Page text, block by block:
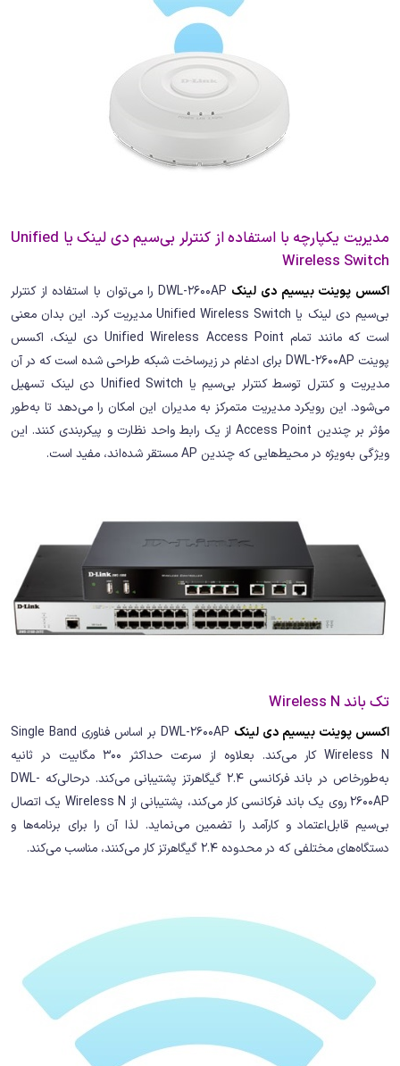
مدیریت یکپارچه با استفاده از کنترلر بی‌سیم دی لینک یا Unified
Wireless Switch
اکسس پوینت بیسیم دی لینک
DWL-2600AP را می‌توان با استفاده از کنترلر
بی‌سیم دی لینک یا Unified Wireless Switch مدیریت کرد. این بدان معنی
است که مانند تمام Unified Wireless Access Point دی لینک، اکسس
پوینت DWL-2600AP برای ادغام در زیرساخت شبکه طراحی شده است که در آن
مدیریت و کنترل توسط کنترلر بی‌سیم یا Unified Switch دی لینک تسهیل
می‌شود. این رویکرد مدیریت متمرکز به مدیران این امکان را می‌دهد تا به‌طور
مؤثر بر چندین Access Point از یک رابط واحد نظارت و پیکربندی کنند. این
ویژگی به‌ویژه در محیط‌هایی که چندین AP مستقر شده‌اند، مفید است.
تک باند Wireless N
اکسس پوینت بیسیم دی لینک
DWL-2600AP بر اساس فناوری Single Band
Wireless N کار می‌کند. بعلاوه از سرعت حداکثر 300 مگابیت در ثانیه
به‌طورخاص در باند فرکانسی 2.4 گیگاهرتز پشتیبانی می‌کند. درحالی‌که DWL-
2600AP روی یک باند فرکانسی کار می‌کند، پشتیبانی از Wireless N یک اتصال
بی‌سیم قابل‌اعتماد و کارآمد را تضمین می‌نماید. لذا آن را برای برنامه‌ها و
دستگاه‌های مختلفی که در محدوده 2.4 گیگاهرتز کار می‌کنند، مناسب می‌کند.